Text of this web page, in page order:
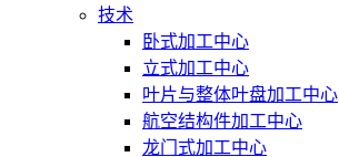
技术
卧式加工中心
立式加工中心
叶片与整体叶盘加工中心
航空结构件加工中心
龙门式加工中心